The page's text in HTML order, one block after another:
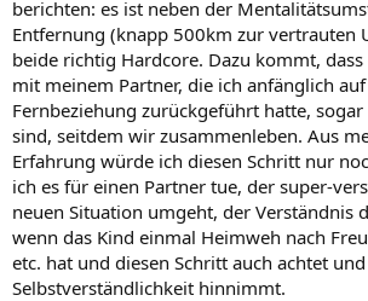
berichten: es ist neben der
Entfernung (knapp 500km zur vertrauten
beide richtig Hardcore. Dazu kommt,
mit meinem Partner, die ich anfänglich
Fernbeziehung zurückgeführt hatte,
sind, seitdem wir zusammenleben. Aus
Erfahrung würde ich diesen Schritt nur
ich es für einen Partner tue, der super-
neuen Situation umgeht, der Verständnis
wenn das Kind einmal Heimweh nach
etc. hat und diesen Schritt auch achtet
Selbstverständlichkeit hinnimmt.